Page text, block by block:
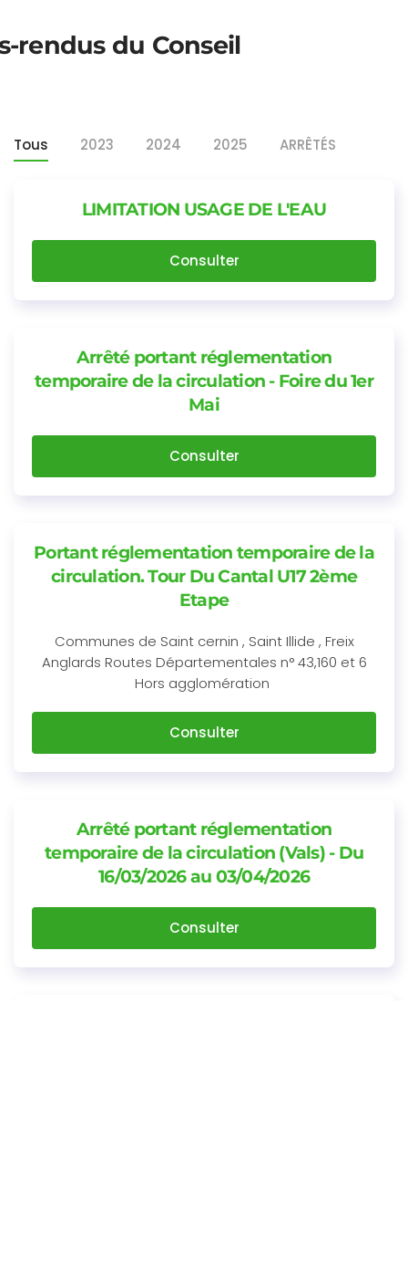
rendus du Conseil
Tous 2023 2024 2025 ARRÊTÉS
LIMITATION USAGE DE L'EAU
Consulter
Arrêté portant réglementation
temporaire de la circulation - Foire du 1er
Mai
Consulter
Portant réglementation temporaire de la
circulation. Tour Du Cantal U17 2ème
Etape
Communes de Saint cernin , Saint Illide , Freix
Anglards Routes Départementales n° 43,160 et 6
Hors agglomération
Consulter
Arrêté portant réglementation
temporaire de la circulation (Vals) - Du
16/03/2026 au 03/04/2026
Consulter